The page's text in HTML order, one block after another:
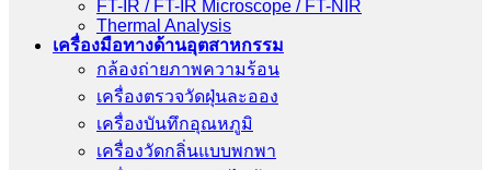
FT-IR / FT-IR Microscope / FT-NIR
Thermal Analysis
เครื่องมือทางด้านอุตสาหกรรม
กล้องถ่ายภาพความร้อน
เครื่องตรวจวัดฝุ่นละออง
เครื่องบันทึกอุณหภูมิ
เครื่องวัดกลิ่นแบบพกพา